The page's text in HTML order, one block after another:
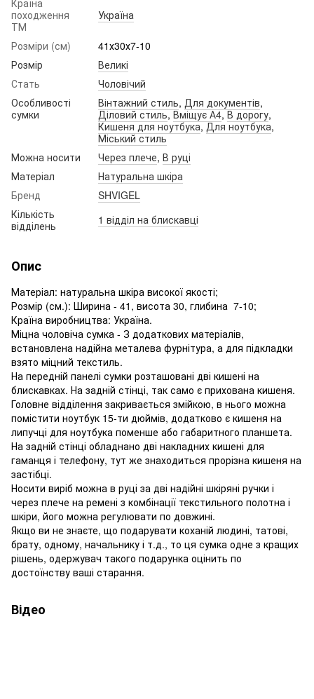
Країна
походження
ТМ
Україна
Розміри (см)
41х30х7-10
Розмір
Великі
Стать
Чоловічий
Особливості
сумки
Вінтажний стиль, Для документів,
Діловий стиль,Вміщує А4,В дорогу,
Кишеня для ноутбука,Для ноутбука,
Міський стиль
Можна носити
Через плече, В руці
Матеріал
Натуральна шкіра
Бренд
SHVIGEL
Кількість
відділень
1 відділ на блискавці
Опис
Матеріал: натуральна шкіра високої якості;
Розмір (см.): Ширина - 41, висота 30, глибина 7-10;
Країна виробництва: Україна.
Міцна чоловіча сумка - З додаткових матеріалів,
встановлена надійна металева фурнітура, а для підкладки
взято міцний текстиль.
На передній панелі сумки розташовані дві кишені на
блискавках. На задній стінці, так само є прихована кишеня.
Головне відділення закривається змійкою, в нього можна
помістити ноутбук 15-ти дюймів, додатково є кишеня на
липучці для ноутбука поменше або габаритного планшета.
На задній стінці обладнано дві накладних кишені для
гаманця і телефону, тут же знаходиться прорізна кишеня на
застібці.
Носити виріб можна в руці за дві надійні шкіряні ручки і
через плече на ремені з комбінації текстильного полотна і
шкіри, його можна регулювати по довжині.
Якщо ви не знаєте, що подарувати коханій людині, татові,
брату, одному, начальнику і т.д., то ця сумка одне з кращих
рішень, одержувач такого подарунка оцінить по
достоїнству ваші старання.
Відео